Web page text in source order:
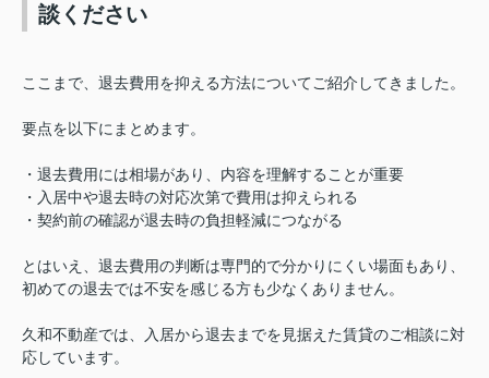
談ください
ここまで、退去費用を抑える方法についてご紹介してきました。
要点を以下にまとめます。
・退去費用には相場があり、内容を理解することが重要
・入居中や退去時の対応次第で費用は抑えられる
・契約前の確認が退去時の負担軽減につながる
とはいえ、退去費用の判断は専門的で分かりにくい場面もあり、
初めての退去では不安を感じる方も少なくありません。
久和不動産では、入居から退去までを見据えた賃貸のご相談に対
応しています。